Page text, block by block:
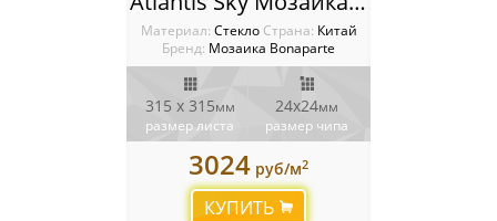
Материал: Стекло Cтрана: Китай
Бренд: Мозаика Bonaparte
315 x 315мм
размер листа
24х24мм
размер чипа
3024 руб/м2
КУПИТЬ